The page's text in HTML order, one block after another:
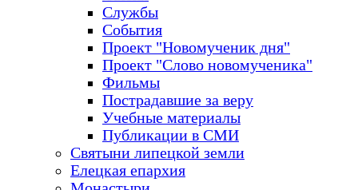
Службы
События
Проект "Новомученик дня"
Проект "Слово новомученика"
Фильмы
Пострадавшие за веру
Учебные материалы
Публикации в СМИ
Святыни липецкой земли
Елецкая епархия